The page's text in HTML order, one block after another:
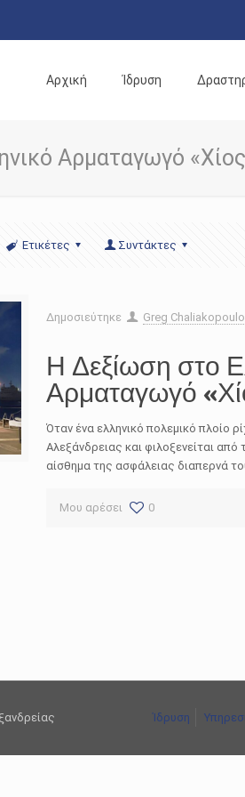
Αρχική Ίδρυση
Αρματαγωγό
Ετικέτες Συντάκτες
Δημοσιεύτηκε Greg
Η Δεξίωση στο
Αρματαγωγό
Όταν ένα ελληνικό πολεμικό πλοίο
Αλεξάνδρειας και φιλοξενείται
αίσθημα της ασφάλειας διαπερνά
Μου αρέσει 0
Ίδρυση